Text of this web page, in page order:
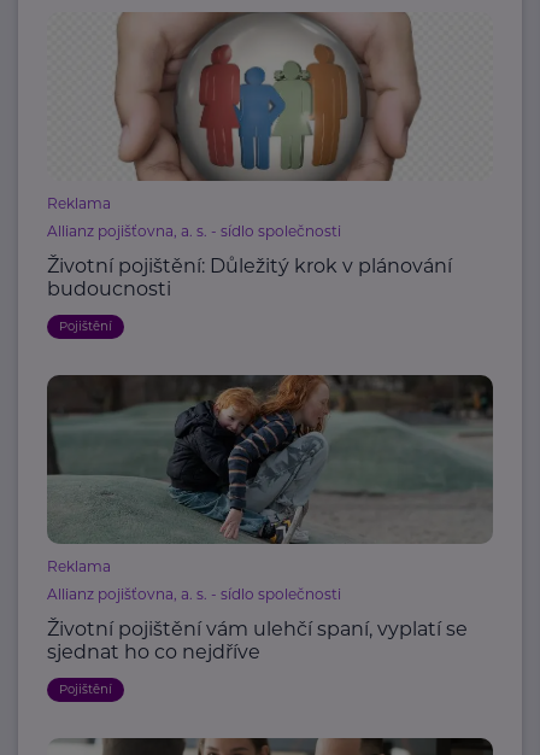
Reklama
Allianz pojišťovna, a. s. - sídlo společnosti
Životní pojištění: Důležitý krok v plánování
budoucnosti
Pojištění
Reklama
Allianz pojišťovna, a. s. - sídlo společnosti
Životní pojištění vám ulehčí spaní, vyplatí se
sjednat ho co nejdříve
Pojištění